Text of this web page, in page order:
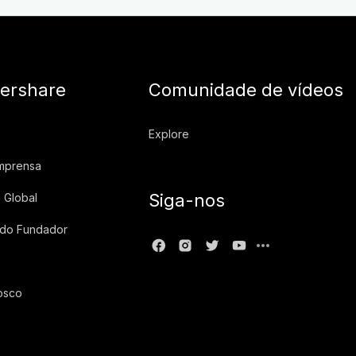
Global
Fundador
Comunidade de vídeos
Explore
Siga-nos